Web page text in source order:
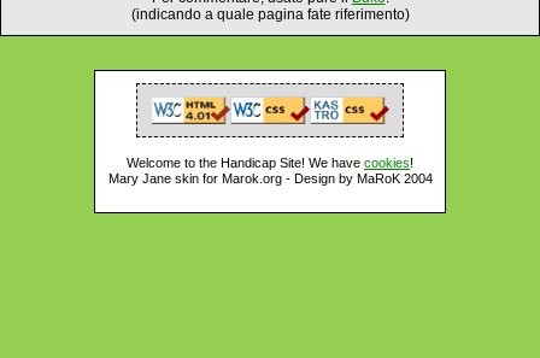
(indicando a quale pagina fate riferimento)
Welcome to the Handicap Site! We have cookies!
Mary Jane skin for Marok.org - Design by MaRoK 2004